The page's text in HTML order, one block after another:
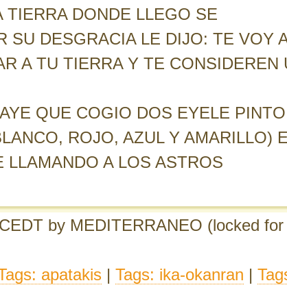
TIERRA DONDE LLEGO SE
SU DESGRACIA LE DIJO: TE VOY
A TU TIERRA Y TE CONSIDEREN
QUE COGIO DOS EYELE PINTO
ROJO, AZUL Y AMARILLO)
A LOS ASTROS
by MEDITERRANEO (locked for
apatakis | Tags: ika-okanran |